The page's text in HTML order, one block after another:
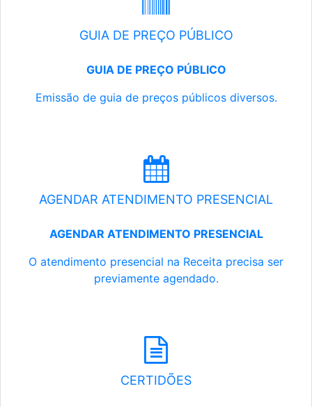
GUIA DE PREÇO PÚBLICO
GUIA DE PREÇO PÚBLICO
Emissão de guia de preços públicos diversos.
AGENDAR ATENDIMENTO PRESENCIAL
AGENDAR ATENDIMENTO PRESENCIAL
O atendimento presencial na Receita precisa ser
previamente agendado.
CERTIDÕES